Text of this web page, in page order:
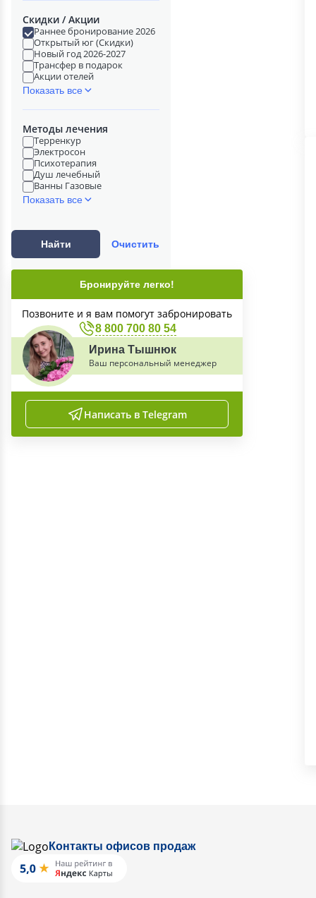
Скидки / Акции
Раннее бронирование 2026
Открытый юг (Скидки)
Новый год 2026-2027
Трансфер в подарок
Акции отелей
Показать все
Методы лечения
Терренкур
Электросон
Психотерапия
Душ лечебный
Ванны Газовые
Показать все
Найти Очистить
Бронируйте легко!
Позвоните и я вам помогут забронировать
8 800 700 80 54
Ирина Тышнюк
Ваш персональный менеджер
Написать в Telegram
Контакты офисов продаж